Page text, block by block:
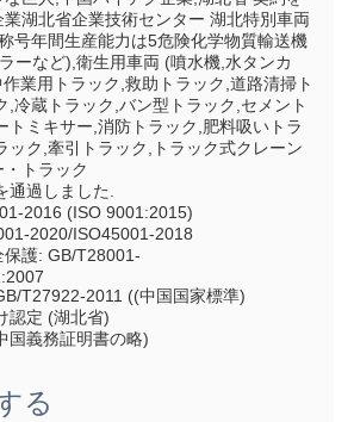
湖北省企業技術センター 湖北特別車両
号年間生産能力は5危険化学物質輸送機
ーなど),衛生用車両 (噴水機,水タンカ
業用トラック,救助トラック,道路清掃ト
,冷蔵トラック,バン型トラック,セメント
トミキサー,消防トラック,肥料吸いトラ
ック,牽引トラック,トラック式クレーン
トラック
通過しました.
2016 (ISO 9001:2015)
2020/ISO45001-2018
護: GB/T28001-
T27922-2011 ((中国国家標準)
認定 (湖北省)
国義務証明書の略)
る